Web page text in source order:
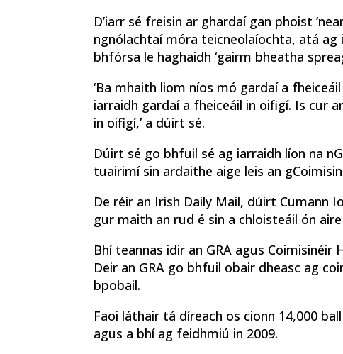
D’iarr sé freisin ar ghardaí gan phoist
ngnólachtaí móra teicneolaíochta, atá ag
bhfórsa le haghaidh ‘gairm bheatha
‘Ba mhaith liom níos mó gardaí a
iarraidh gardaí a fheiceáil in oifigí. Is cur
in oifigí,’ a dúirt sé.
Dúirt sé go bhfuil sé ag iarraidh líon na
tuairimí sin ardaithe aige leis an
De réir an Irish Daily Mail, dúirt Cumann
gur maith an rud é sin a chloisteáil ón
Bhí teannas idir an GRA agus
Deir an GRA go bhfuil obair dheasc ag
bpobail.
Faoi láthair tá díreach os cionn 14,000
agus a bhí ag feidhmiú in 2009.